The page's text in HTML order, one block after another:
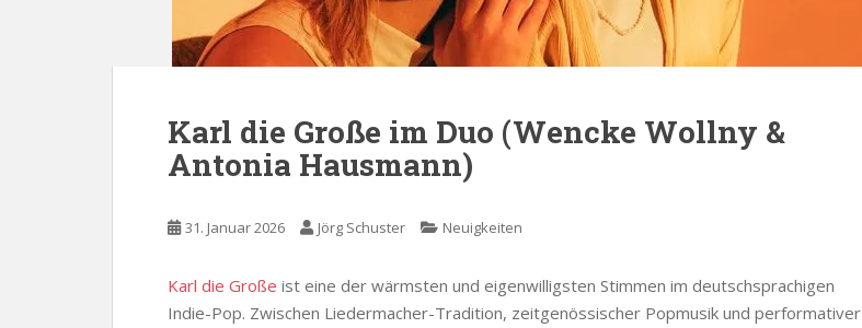
Karl die Große im Duo (Wencke Wollny &
Antonia Hausmann)
31. Januar 2026 Jörg Schuster Neuigkeiten
Karl die Große ist eine der wärmsten und eigenwilligsten Stimmen im deutschsprachigen
Indie-Pop. Zwischen Liedermacher-Tradition, zeitgenössischer Popmusik und performativer